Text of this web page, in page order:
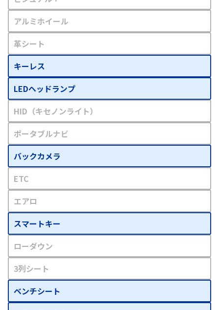
アルミホイール
革シート
キーレス
LEDヘッドランプ
HID（キセノンライト）
ポータブルナビ
バックカメラ
ETC
エアロ
スマートキー
ローダウン
3列シート
ベンチシート